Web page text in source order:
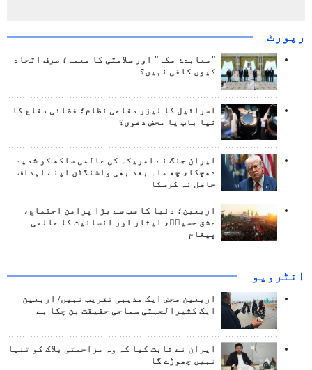
رپورٹ
"معاہدۂ مکہ" اور سلامتی کا معمہ؛ صرف اتحاد
کیوں کافی نہیں؟
اسرائیل کا لیزر دفاعی نظام؛ فضائی دفاع کا
نیا باب یا محض دعوی؟
ایران جنگ نے امریکہ کی عالمی ساکھ کو شدید
دھچکا، چھ ماہ بعد بھی واشنگٹن اپنے اہداف
حاصل نہ کرسکا
اربعین؛ دنیا کا سب سے بڑا پرامن اجتماع،
عشق حسینؑ، ایثار اور انسانیت کا عالمی
پیغام
انٹرويو
اربعین محض ایک مذہبی تقریب نہیں/ اربعین
ایک کثیرالجہتی سماجی حقیقت بن چکا ہے
ایران نے ثابت کیا کہ وہ مزاحمتی بلاک کو تنہا
نہیں چھوڑے گا